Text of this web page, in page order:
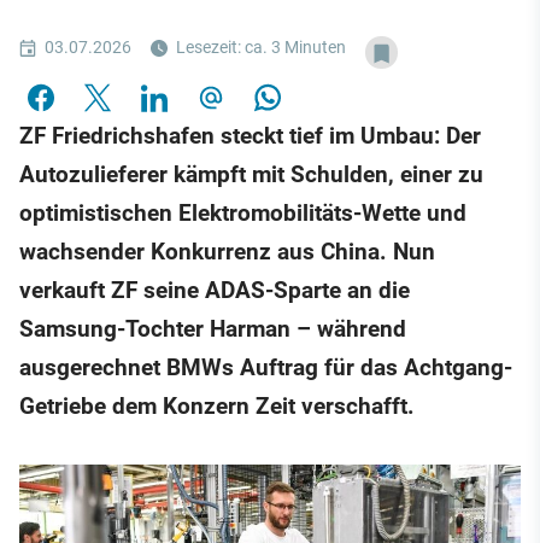
03.07.2026 Lesezeit: ca. 3 Minuten
ZF Friedrichshafen steckt tief im Umbau: Der
Autozulieferer kämpft mit Schulden, einer zu
optimistischen Elektromobilitäts-Wette und
wachsender Konkurrenz aus China. Nun
verkauft ZF seine ADAS-Sparte an die
Samsung-Tochter Harman – während
ausgerechnet BMWs Auftrag für das Achtgang-
Getriebe dem Konzern Zeit verschafft.